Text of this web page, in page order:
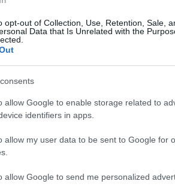
opt-out of Collection, Use, Retention, Sale,
Data that Is Unrelated with the
allow Google to enable storage related to
identifiers in apps.
allow my user data to be sent to Google for
allow Google to send me personalized
παθολόγοι, drones με
αστυνομία
Sex-Doll war glaube ich
aber ein Polizist sollte das
klar, man rechnet nicht